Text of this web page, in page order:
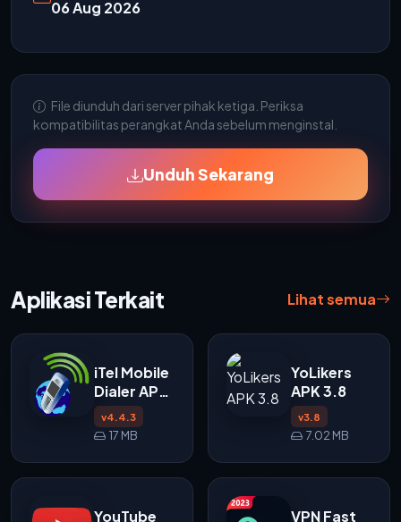
06 Aug 2026
File diunduh dari server pihak ketiga. Periksa
kompatibilitas perangkat Anda sebelum menginstal.
Unduh Sekarang
Aplikasi Terkait Lihat semua
iTel Mobile
Dialer APK
v4.4.3
v4.4.3
17 MB
YoLikers
APK 3.8
v3.8
7.02 MB
YouTube
VPN Fast